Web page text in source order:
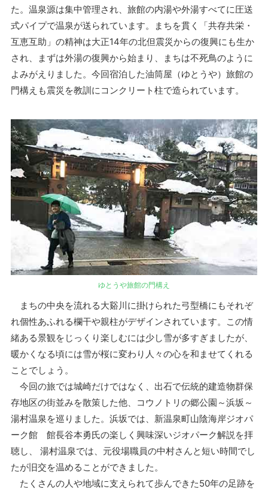
た。温泉源は集中管理され、旅館の内湯や外湯すべてに圧送
式パイプで温泉が送られています。まちを貫く「共存共栄・
互恵互助」の精神は大正14年の北但震災からの復興にも生か
され、まずは外湯の復興から始まり、まちは不死鳥のように
よみがえりました。今回宿泊した油筒屋（ゆとうや）旅館の
門構えも震災を教訓にコンクリート柱で造られています。
ゆとうや旅館の門構え
まちの中央を流れる大谿川に掛けられた弓型橋にもそれぞ
れ個性あふれる欄干や親柱がデザインされています。この情
緒ある景観をじっくり楽しむには少し雪が多すぎましたが、
暖かくなる頃には雪が桜に変わり人々の心を和ませてくれる
ことでしょう。
今回の旅では城崎だけではなく、出石で伝統的建造物群保
存地区の街並みを散策した他、コウノトリの郷公園～浜坂～
湯村温泉を巡りました。浜坂では、新温泉町山陰海岸ジオパ
ーク館 館長谷本勇氏の楽しく興味深いジオパーク解説を拝
聴し、 湯村温泉では、元役場職員の中村さんと短い時間でし
たが旧交を温めることができました。
たくさんの人や地域に支えられて歩んできた50年の足跡を